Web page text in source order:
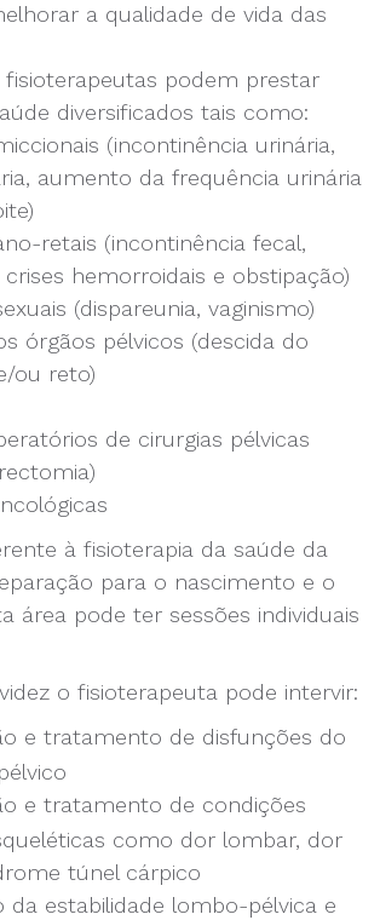
a qualidade de vida das
fisioterapeutas podem prestar
diversificados tais como:
(incontinência urinária,
aumento da frequência urinária
retais (incontinência fecal,
crises hemorroidais e obstipação)
(dispareunia, vaginismo)
órgãos pélvicos (descida do
ou reto)
de cirurgias pélvicas
à fisioterapia da saúde da
para o nascimento e o
área pode ter sessões individuais
o fisioterapeuta pode intervir:
e tratamento de disfunções do
e tratamento de condições
como dor lombar, dor
túnel cárpico
da estabilidade lombo-pélvica e